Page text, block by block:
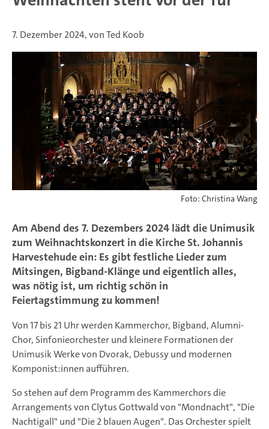
7. Dezember 2024, von Ted Koob
Foto: Christina Wang
Am Abend des 7. Dezembers 2024 lädt die Unimusik
zum Weihnachtskonzert in die Kirche St. Johannis
Harvestehude ein: Es gibt festliche Lieder zum
Mitsingen, Bigband-Klänge und eigentlich alles,
was nötig ist, um richtig schön in
Feiertagstimmung zu kommen!
Von 17 bis 21 Uhr werden Kammerchor, Bigband, Alumni-
Chor, Sinfonieorchester und kleinere Formationen der
Unimusik Werke von Dvorak, Debussy und modernen
Komponist:innen aufführen.
So stehen auf dem Programm des Kammerchors die
Arrangements von Clytus Gottwald von "Mondnacht", "Die
Nachtigall" und "Die 2 blauen Augen". Das Orchester spielt